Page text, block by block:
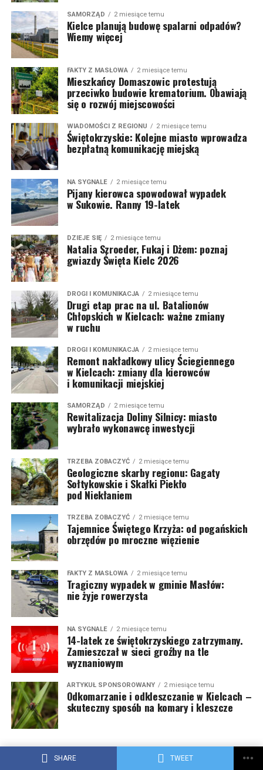
SHARE TWEET
SAMORZĄD 2 miesiące temu
Kielce planują budowę spalarni odpadów?
Wiemy więcej
FAKTY Z MASŁOWA 2 miesiące temu
Mieszkańcy Domaszowic protestują
przeciwko budowie krematorium. Obawiają
się o rozwój miejscowości
WIADOMOŚCI Z REGIONU 2 miesiące temu
Świętokrzyskie: Kolejne miasto wprowadza
bezpłatną komunikację miejską
NA SYGNALE 2 miesiące temu
Pijany kierowca spowodował wypadek
w Sukowie. Ranny 19-latek
DZIEJE SIĘ 2 miesiące temu
Natalia Szroeder, Fukaj i Dżem: poznaj
gwiazdy Święta Kielc 2026
DROGI I KOMUNIKACJA 2 miesiące temu
Drugi etap prac na ul. Batalionów
Chłopskich w Kielcach: ważne zmiany
w ruchu
DROGI I KOMUNIKACJA 2 miesiące temu
Remont nakładkowy ulicy Ściegiennego
w Kielcach: zmiany dla kierowców
i komunikacji miejskiej
SAMORZĄD 2 miesiące temu
Rewitalizacja Doliny Silnicy: miasto
wybrało wykonawcę inwestycji
TRZEBA ZOBACZYĆ 2 miesiące temu
Geologiczne skarby regionu: Gagaty
Sołtykowskie i Skałki Piekło
pod Niekłaniem
TRZEBA ZOBACZYĆ 2 miesiące temu
Tajemnice Świętego Krzyża: od pogańskich
obrzędów po mroczne więzienie
FAKTY Z MASŁOWA 2 miesiące temu
Tragiczny wypadek w gminie Masłów:
nie żyje rowerzysta
NA SYGNALE 2 miesiące temu
14-latek ze świętokrzyskiego zatrzymany.
Zamieszczał w sieci groźby na tle
wyznaniowym
ARTYKUŁ SPONSOROWANY 2 miesiące temu
Odkomarzanie i odkleszczanie w Kielcach –
skuteczny sposób na komary i kleszcze